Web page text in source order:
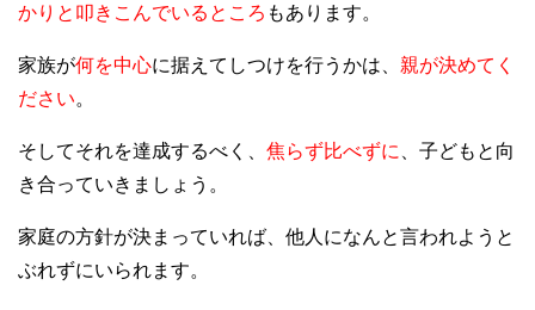
かりと叩きこんでいるところ もあります。
家族が何を中心に据えてしつけを行うかは、 親が決めてく
ださい。
そしてそれを達成するべく、 焦らず比べずに
、子どもと向
き合っていきましょう。
家庭の方針が決まっていれば、他人になんと言われようと
ぶれずにいられます。